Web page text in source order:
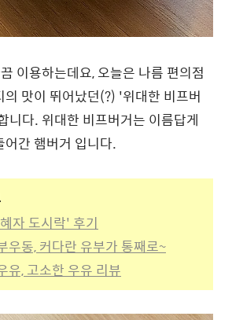
이용하는데요, 오늘은 나름 편의점
맛이 뛰어났던(?) '위대한 비프버
니다. 위대한 비프버거는 이름답게
간 햄버거 입니다.
자 도시락' 후기
우동, 커다란 유부가 통째로~
유, 고소한 우유 리뷰